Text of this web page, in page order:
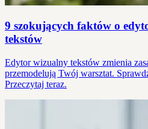
9 szokujących faktów o
tekstów
Edytor wizualny tekstów zmienia
przemodelują Twój warsztat.
Przeczytaj teraz.